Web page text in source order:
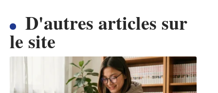
D'autres articles sur
le site